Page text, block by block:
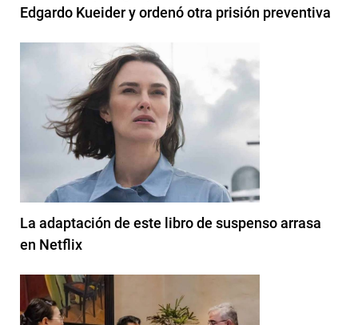
Edgardo Kueider y ordenó otra prisión preventiva
La adaptación de este libro de suspenso arrasa
en Netflix